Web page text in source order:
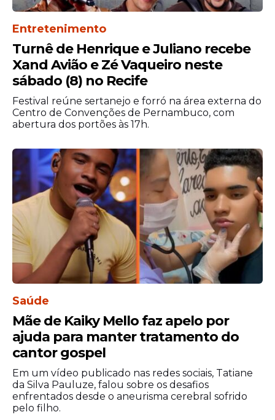
cultural do Recife, especialmente no
período pós-Semana Santa, quando a
de eventos artísticos.
Além de homenagear um dos maiores
nomes da música brasileira, o espetáculo
também contribui para movimentar o
setor cultural local, atraindo público e
Para os fãs de Djavan e amantes da música
brasileira, a apresentação promete ser
uma experiência marcante, reunindo
nostalgia, emoção e qualidade artística em
um só palco.
Entretenimento
Turnê de Henrique e Juliano recebe
Xand Avião e Zé Vaqueiro neste
sábado (8) no Recife
Festival reúne sertanejo e forró na área externa do
Centro de Convenções de Pernambuco, com
abertura dos portões às 17h.
Saúde
Mãe de Kaiky Mello faz apelo por
ajuda para manter tratamento do
cantor gospel
Em um vídeo publicado nas redes sociais, Tatiane
da Silva Pauluze, falou sobre os desafios
enfrentados desde o aneurisma cerebral sofrido
pelo filho.